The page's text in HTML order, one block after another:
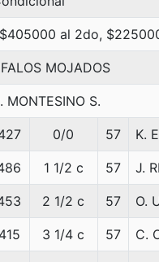
al 2do,
MOJADOS
MONTESINO S.
0/0 57 K.
1 1/2 c 57 J.
2 1/2 c 57 O.
415 3 1/4 c 57 C.